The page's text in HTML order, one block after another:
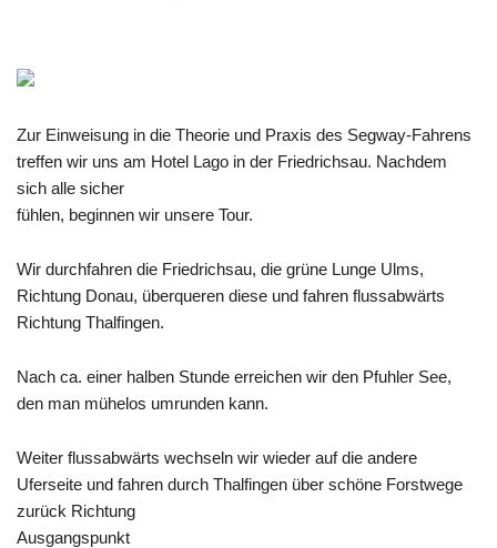
Zur Einweisung in die Theorie und Praxis des Segway-Fahrens
treffen wir uns am Hotel Lago in der Friedrichsau. Nachdem
sich alle sicher
fühlen, beginnen wir unsere Tour.
Wir durchfahren die Friedrichsau, die grüne Lunge Ulms,
Richtung Donau, überqueren diese und fahren flussabwärts
Richtung Thalfingen.
Nach ca. einer halben Stunde erreichen wir den Pfuhler See,
den man mühelos umrunden kann.
Weiter flussabwärts wechseln wir wieder auf die andere
Uferseite und fahren durch Thalfingen über schöne Forstwege
zurück Richtung
Ausgangspunkt